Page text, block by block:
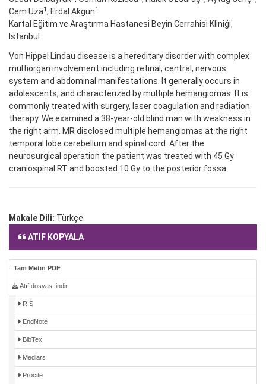
Cem Uza1, Erdal Akgün1
Kartal Eğitim ve Araştırma Hastanesi Beyin Cerrahisi Kliniği,
İstanbul
Von Hippel Lindau disease is a hereditary disorder with complex
multiorgan involvement including retinal, central, nervous
system and abdominal manifestations. It generally occurs in
adolescents, and characterized by multiple hemangiomas. It is
commonly treated with surgery, laser coagulation and radiation
therapy. We examined a 38-year-old blind man with weakness in
the right arm. MR disclosed multiple hemangiomas at the right
temporal lobe cerebellum and spinal cord. After the
neurosurgical operation the patient was treated with 45 Gy
craniospinal RT and boosted 10 Gy to the posterior fossa.
Makale Dili: Türkçe
ATIF KOPYALA
Tam Metin PDF
Atıf dosyası indir
RIS
EndNote
BibTex
Medlars
Procite